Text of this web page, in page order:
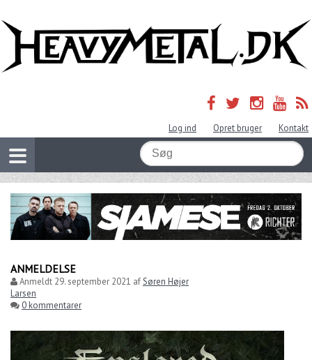
Log ind Opret bruger Kontakt
ANMELDELSE
Anmeldt 29. september 2021 afSøren Højer
Larsen
0 kommentarer